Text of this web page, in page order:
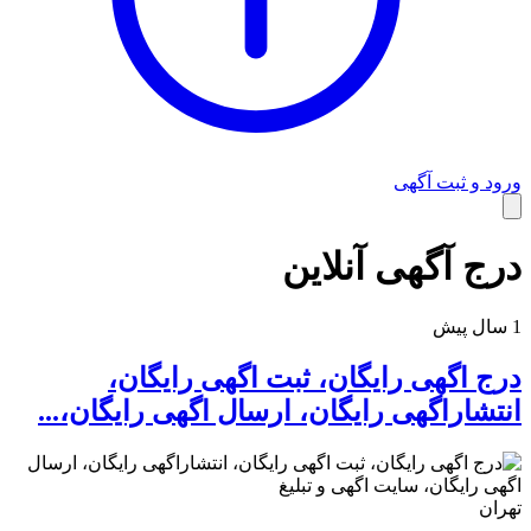
ورود و ثبت آگهی
درج آگهی آنلاین
درج اگهی رایگان، ثبت اگهی رایگان،
انتشاراگهی رایگان، ارسال اگهی رایگان،...
تهران